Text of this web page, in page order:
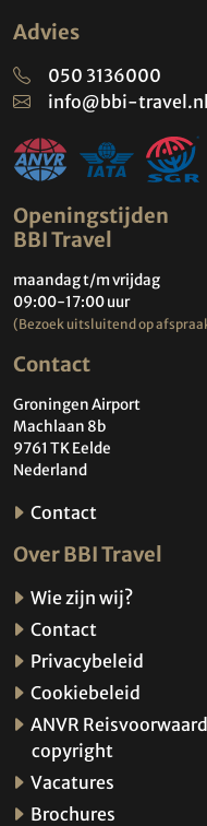
Advies
050 3136000
info@bbi-travel.nl
Openingstijden
BBI Travel
maandag t/m vrijdag
09:00-17:00 uur
(Bezoek uitsluitend op
Contact
Groningen Airport
Machlaan 8b
9761 TK Eelde
Nederland
Contact
Over BBI Travel
Wie zijn wij?
Contact
Privacybeleid
Cookiebeleid
ANVR
copyright
Vacatures
Brochures